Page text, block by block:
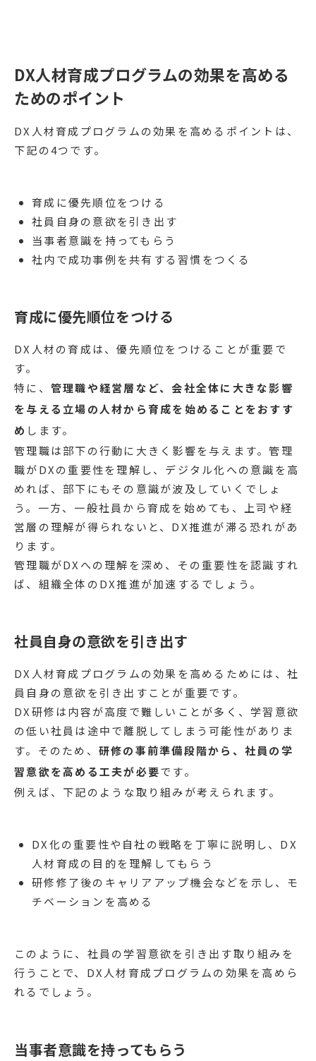
DX人材育成プログラムの効果を高める
ためのポイント
DX人材育成プログラムの効果を高めるポイントは、
下記の4つです。
育成に優先順位をつける
社員自身の意欲を引き出す
当事者意識を持ってもらう
社内で成功事例を共有する習慣をつくる
育成に優先順位をつける
DX人材の育成は、優先順位をつけることが重要で
す。
特に、 管理職や経営層など、会社全体に大きな影響
を与える立場の人材から育成を始めることをおすす
め します。
管理職は部下の行動に大きく影響を与えます。管理
職がDXの重要性を理解し、デジタル化への意識を高
めれば、部下にもその意識が波及していくでしょ
う。一方、一般社員から育成を始めても、上司や経
営層の理解が得られないと、DX推進が滞る恐れがあ
ります。
管理職がDXへの理解を深め、その重要性を認識すれ
ば、組織全体のDX推進が加速するでしょう。
社員自身の意欲を引き出す
DX人材育成プログラムの効果を高めるためには、社
員自身の意欲を引き出すことが重要です。
DX研修は内容が高度で難しいことが多く、学習意欲
の低い社員は途中で離脱してしまう可能性がありま
す。そのため、 研修の事前準備段階から、社員の学
習意欲を高める工夫が必要です。
例えば、下記のような取り組みが考えられます。
DX化の重要性や自社の戦略を丁寧に説明し、DX
人材育成の目的を理解してもらう
研修修了後のキャリアアップ機会などを示し、モ
チベーションを高める
このように、社員の学習意欲を引き出す取り組みを
行うことで、DX人材育成プログラムの効果を高めら
れるでしょう。
当事者意識を持ってもらう